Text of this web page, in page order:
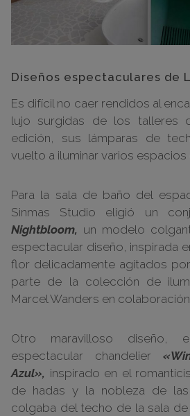
Diseños espectaculares de
Es difícil no caer rendidos al
lujo surgidas de los talleres
edición, sus lámparas de
vuelto a iluminar varios espacios
Para la sala de baño del
Sinmas Studio eligió un
Nightbloom, un modelo
espectacular diseño, inspirada
flor delicadamente agitados
parte de la colección de
Marcel Wanders en
Otro maravilloso
espectacular chandelier
Azul», inspirado en el
de hadas y la nobleza de las
colgaba del techo de la sala